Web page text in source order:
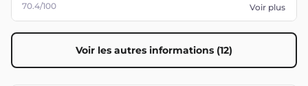
70.4/100 Voir plus
Voir les autres informations (12)